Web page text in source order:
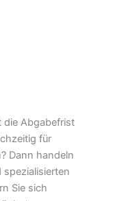
die Abgabefrist
für
Dann handeln
spezialisierten
Sie sich